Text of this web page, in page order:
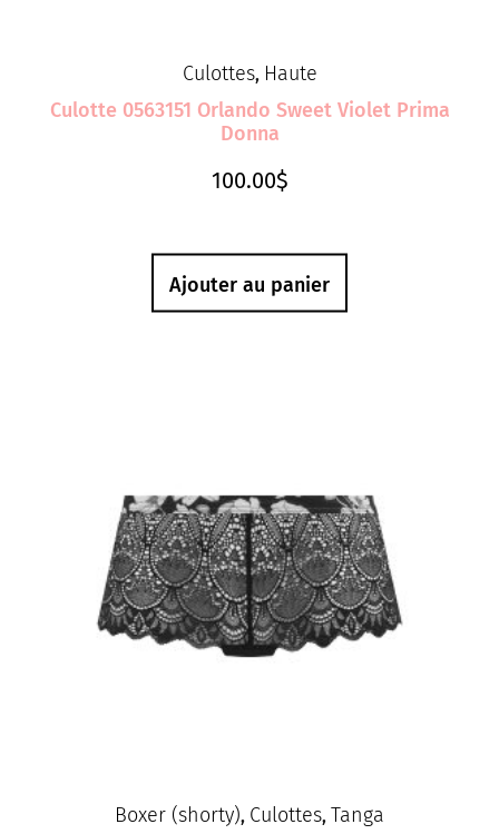
Culottes, Haute
Culotte 0563151 Orlando Sweet Violet Prima
Donna
100.00$
Ajouter au panier
Boxer (shorty), Culottes, Tanga